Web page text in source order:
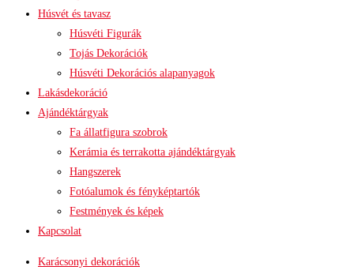
Húsvét és tavasz
Húsvéti Figurák
Tojás Dekorációk
Húsvéti Dekorációs alapanyagok
Lakásdekoráció
Ajándéktárgyak
Fa állatfigura szobrok
Kerámia és terrakotta ajándéktárgyak
Hangszerek
Fotóalumok és fényképtartók
Festmények és képek
Kapcsolat
Karácsonyi dekorációk